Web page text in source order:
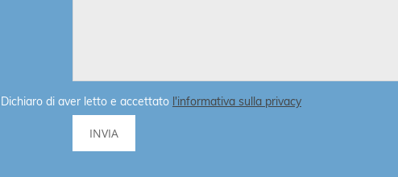
Dichiaro di aver letto e accettato l'informativa sulla privacy